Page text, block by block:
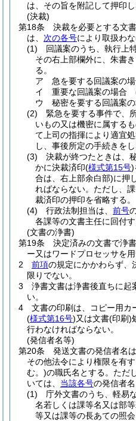
は、その旨を附記して押印し
(決裁)
第18条
決裁を必要とする文書
は、 次の各号により取扱わ
(1)
回議案のうち、執行上
その右上部欄外に、朱書
る。
ア
急を要する回議案の
イ
重要な回議案の場合
ウ
秘密を要する回議案
(2)
緊急を要する事件で、
いもの又は機密に属する
て上司の指揮により適宜
し、事後所定の手続きを
(3)
決裁が終つたときは、
かに決裁済印(様式第15号)
合は、右上部余白部)に押
ればならない。 ただし、
裁済印の押印を省略する。
(4)
行政法制担当は、 前号
各課等の文書主任に回付す
(文書の浄書)
第19条
決定済みの文書で浄
ー又はワードプロセッサを
2
前項の規定にかかわらず、
限りでない。
3
浄書文書は浄書後直ちに起
い。
4
文書の印刷は、コピー用カ
(様式第16号)又は文書(印刷)
行わなければならない。
(発信者名等)
第20条
発送文書の発信者名
その他法令により権限を有
む。)の職氏名とする。 ただ
いては、 当該各号の発信者
(1)
庁外文書のうち、軽易
名若しくは課等名又は部
等又は課等の長あての照